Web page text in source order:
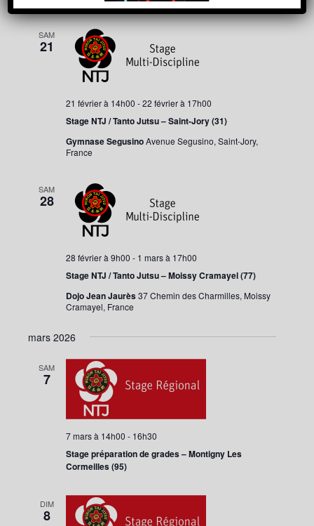
une
date.
SAM
21
Stage NTJ / Tanto Jutsu – Saint-Jory (31)
21 février à 14h00 -22 février à 17h00
Gymnase SegusinoAvenue Segusino, Saint-Jory,
France
SAM
28
Stage NTJ / Tanto Jutsu – Moissy Cramayel (77)
28 février à 9h00 - 1 mars à 17h00
Dojo Jean Jaurès37 Chemin des Charmilles, Moissy
Cramayel, France
mars 2026
SAM
7
Stage préparation de grades – Montigny Les
Cormeilles (95)
7 mars à 14h00 - 16h30
DIM
8